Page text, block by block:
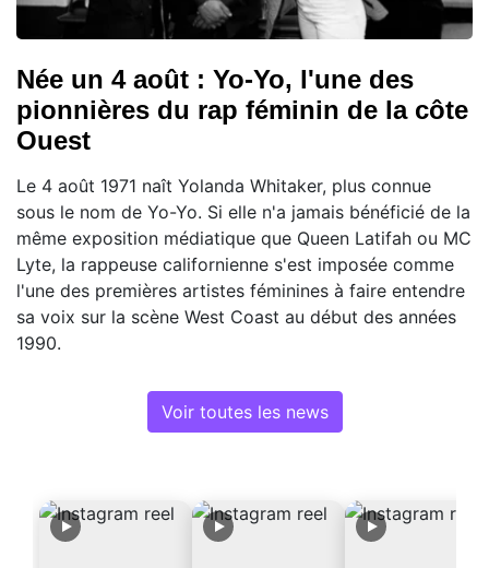
Née un 4 août : Yo-Yo, l'une des
pionnières du rap féminin de la côte
Ouest
Le 4 août 1971 naît Yolanda Whitaker, plus connue
sous le nom de Yo-Yo. Si elle n'a jamais bénéficié de la
même exposition médiatique que Queen Latifah ou MC
Lyte, la rappeuse californienne s'est imposée comme
l'une des premières artistes féminines à faire entendre
sa voix sur la scène West Coast au début des années
1990.
Voir toutes les news